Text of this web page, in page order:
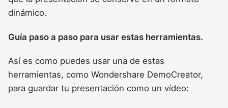
dinámico.
Guía paso a paso para usar estas herramientas.
Así es como puedes usar una de estas
herramientas, como Wondershare DemoCreator,
para guardar tu presentación como un vídeo: